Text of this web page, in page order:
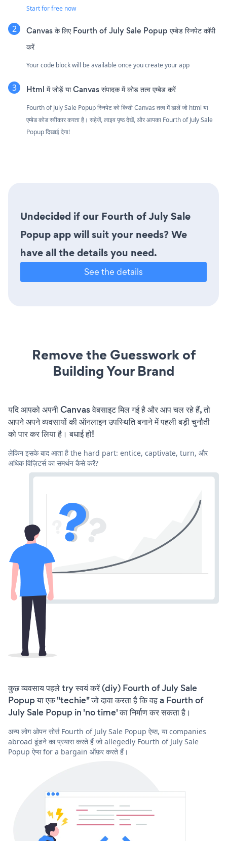
Start for free now
Canvas के लिए Fourth of July Sale Popup एम्बेड स्निपेट कॉपी
करें
Your code block will be available once you create your app
Html में जोड़ें या Canvas संपादक में कोड तत्व एम्बेड करें
Fourth of July Sale Popup स्निपेट को किसी Canvas तत्व में डालें जो html या
एम्बेड कोड स्वीकार करता है। सहेजें, लाइव पृष्ठ देखें, और आपका Fourth of July Sale
Popup दिखाई देगा!
Undecided if our Fourth of July Sale
Popup app will suit your needs? We
have all the details you need.
See the details
Remove the Guesswork of
Building Your Brand
यदि आपको अपनी Canvas वेबसाइट मिल गई है और आप चल रहे हैं, तो
आपने अपने व्यवसायों की ऑनलाइन उपस्थिति बनाने में पहली बड़ी चुनौती
को पार कर लिया है। बधाई हो!
लेकिन इसके बाद आता है the hard part: entice, captivate, turn, और
अधिक विज़िटर्स का समर्थन कैसे करें?
कुछ व्यवसाय पहले try स्वयं करें (diy) Fourth of July Sale
Popup या एक "techie" जो दावा करता है कि वह a Fourth of
July Sale Popup in 'no time' का निर्माण कर सकता है।
अन्य लोग ओपन सोर्स Fourth of July Sale Popup ऐप्स, या companies
abroad ढूंढने का प्रयास करते हैं जो allegedly Fourth of July Sale
Popup ऐप्स for a bargain ऑफ़र करते हैं।